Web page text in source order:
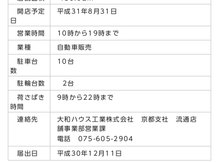
開店予定
日
平成31年8月31日
営業時間 10時から19時まで
業種 自動車販売
駐車台
数
10台
駐輪台数 2台
荷さばき
時間
9時から22時まで
連絡先
大和ハウス工業株式会社 京都支社 流通店
舗事業部営業課
電話 075-605-2904
届出日 平成30年12月11日